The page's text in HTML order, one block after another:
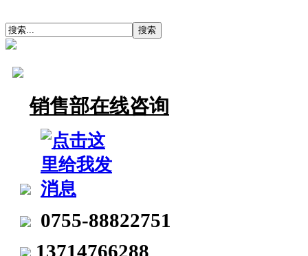
销售部在线咨询
0755-88822751
13714766288